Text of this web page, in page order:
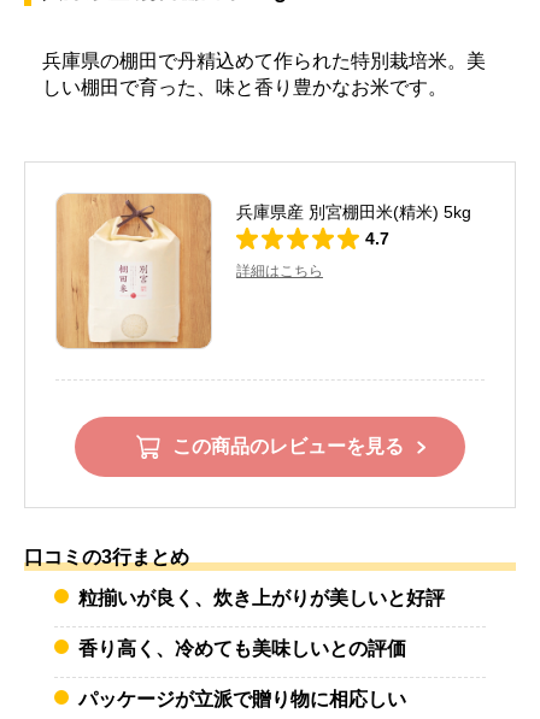
兵庫県の棚田で丹精込めて作られた特別栽培米。美
しい棚田で育った、味と香り豊かなお米です。
兵庫県産 別宮棚田米(精米) 5kg
4.7
詳細はこちら
この商品のレビューを見る
口コミの3行まとめ
粒揃いが良く、炊き上がりが美しいと好評
香り高く、冷めても美味しいとの評価
パッケージが立派で贈り物に相応しい